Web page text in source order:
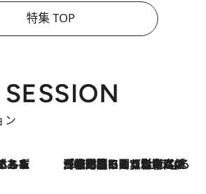
特集 TOP
ン
2026.8.3
「住宅建てられない…」「サーチャージ料の高値が続いている」ホルムズ海峡封鎖による影響はいつまで続く？《エネルギー専門家に聞く“どうなる日本の暮らし”》